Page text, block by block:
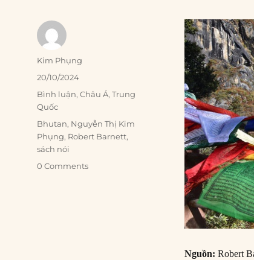
Nguồn: Robert
Author
Kim Phụng
Posted
on
20/10/2024
Categories
Bình luận,Châu Á,Trung
Quốc
Tags
Bhutan, Nguyễn Thị Kim
Phụng, Robert Barnett,
sách nói
0 Comments